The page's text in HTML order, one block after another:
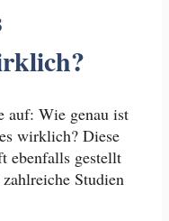
auf: Wie genau ist
wirklich? Diese
ebenfalls gestellt
Studien